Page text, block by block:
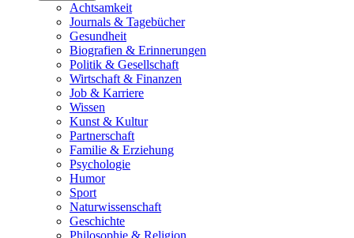
Achtsamkeit
Journals & Tagebücher
Gesundheit
Biografien & Erinnerungen
Politik & Gesellschaft
Wirtschaft & Finanzen
Job & Karriere
Wissen
Kunst & Kultur
Partnerschaft
Familie & Erziehung
Psychologie
Humor
Sport
Naturwissenschaft
Geschichte
Philosophie & Religion